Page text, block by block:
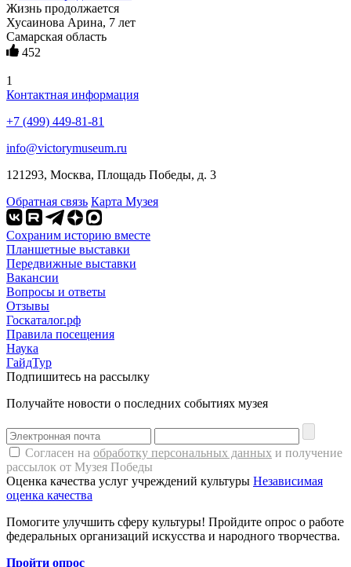
Жизнь продолжается
Хусаинова Арина, 7 лет
Самарская область
452
1
Контактная информация
+7 (499) 449-81-81
info@victorymuseum.ru
121293, Москва, Площадь Победы, д. 3
Обратная связь Карта Музея
Сохраним историю вместе
Планшетные выставки
Передвижные выставки
Вакансии
Вопросы и ответы
Отзывы
Госкаталог.рф
Правила посещения
Наука
ГайдТур
Подпишитесь на рассылку
Получайте новости о последних событиях музея
Согласен на обработку персональных данных и получение
рассылок от Музея Победы
Оценка качества услуг учреждений культуры Независимая
оценка качества
Помогите улучшить сферу культуры! Пройдите опрос о работе
федеральных организаций искусства и народного творчества.
Пройти опрос